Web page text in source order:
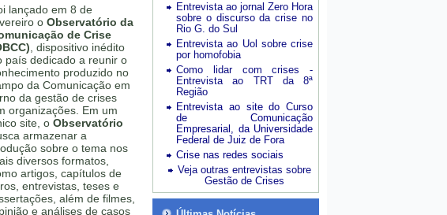
lançado em 8 de
o Observatório da
de Crise
, dispositivo inédito
país dedicado a reunir o
produzido no
da Comunicação em
da gestão de crises
organizações. Em um
site, o Observatório
armazenar a
sobre o tema nos
diversos formatos,
artigos, capítulos de
entrevistas, teses e
além de filmes,
e análises de casos
Entrevista ao jornal Zero Hora
sobre o discurso da crise no
Rio G. do Sul
Entrevista ao Uol sobre crise
por homofobia
Como lidar com crises -
Entrevista ao TRT da 8ª
Região
Entrevista ao site do Curso
de Comunicação
Empresarial, da Universidade
Federal de Juiz de Fora
Crise nas redes sociais
Veja outras entrevistas sobre
Gestão de Crises